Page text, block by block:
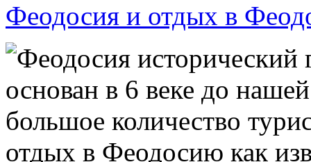
Феодосия и отдых в
Феодосия
основан в 6 веке до
большое количество
отдых в Феодосию как